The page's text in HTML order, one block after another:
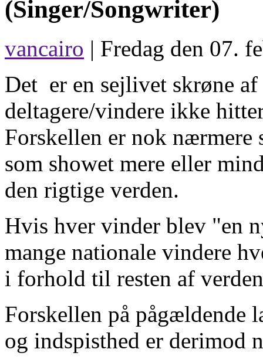
(Singer/Songwriter)
vancairo | Fredag den 07.
Det er en sejlivet skrøne
deltagere/vindere ikke
Forskellen er nok nærmere
som showet mere eller
den rigtige verden.
Hvis hver vinder blev "en
mange nationale vindere
i forhold til resten af
Forskellen på pågældende
og indspisthed er derimod